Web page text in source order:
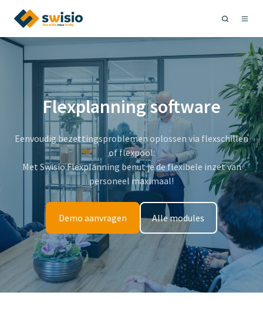
Flexplanning software
Eenvoudig bezettingsproblemen oplossen via flexschillen
of flexpool:
Met Swisio Flexplanning benut je de flexibele inzet van
personeel maximaal!
Demo aanvragen Alle modules